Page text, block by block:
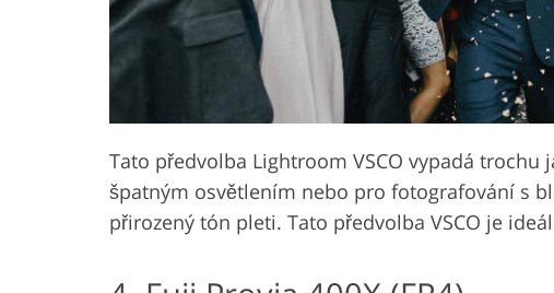
Tato předvolba Lightroom VSCO vypadá
špatným osvětlením nebo pro fotografování s
přirozený tón pleti. Tato předvolba VSCO je